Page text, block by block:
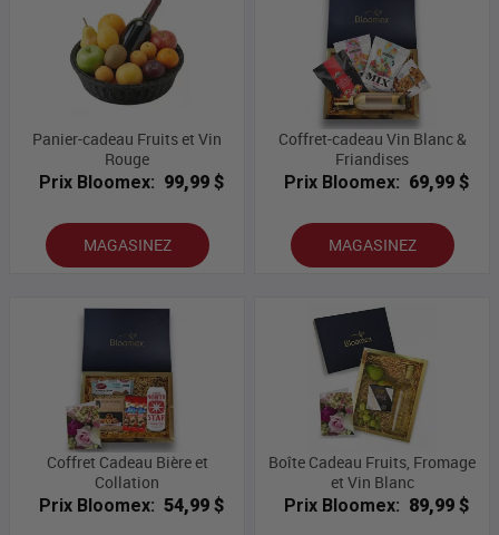
Panier-cadeau Fruits et Vin
Rouge
Prix Bloomex: 99,99 $
MAGASINEZ
Coffret-cadeau Vin Blanc &
Friandises
Prix Bloomex: 69,99 $
MAGASINEZ
Coffret Cadeau Bière et
Collation
Prix Bloomex: 54,99 $
Boîte Cadeau Fruits, Fromage
et Vin Blanc
Prix Bloomex: 89,99 $